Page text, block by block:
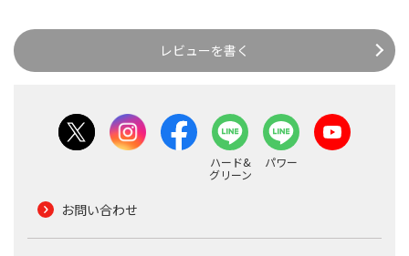
レビューを書く
ハード&
グリーン
パワー
お問い合わせ